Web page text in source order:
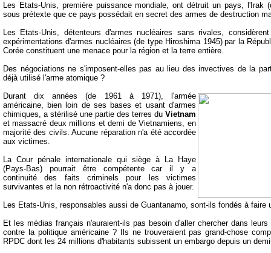
Les Etats-Unis, première puissance mondiale, ont détruit un pays, l'Irak
sous prétexte que ce pays possédait en secret des armes de destruction
Les Etats-Unis, détenteurs d'armes nucléaires sans rivales,
expérimentations d'armes nucléaires (de type Hiroshima 1945) par la
Corée constituent une menace pour la région et la terre entière.
Des négociations ne s'imposent-elles pas au lieu des invectives de la
déjà utilisé l'arme atomique ?
Durant dix années (de 1961 à 1971), l'armée
américaine, bien loin de ses bases et usant d'armes
chimiques, a stérilisé une partie des terres du Vietnam
et massacré deux millions et demi de Vietnamiens, en
majorité des civils. Aucune réparation n'a été accordée
aux victimes.
La Cour pénale internationale qui siège à La Haye
(Pays-Bas) pourrait être compétente car il y a
continuité des faits criminels pour les victimes
survivantes et la non rétroactivité n'a donc pas à jouer.
Les Etats-Unis, responsables aussi de Guantanamo, sont-ils fondés à faire
Et les médias français n'auraient-ils pas besoin d'aller chercher dans
contre la politique américaine ? Ils ne trouveraient pas grand-chose
RPDC dont les 24 millions d'habitants subissent un embargo depuis un